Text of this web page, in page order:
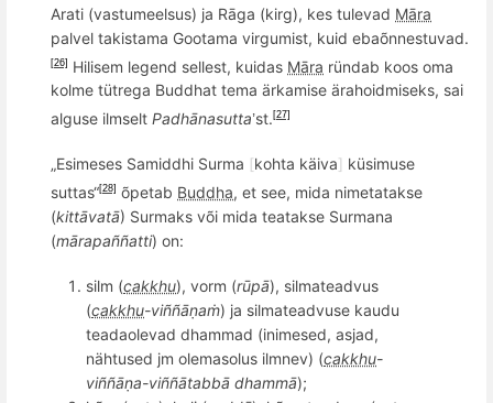
Arati (vastumeelsus) ja Rāga (kirg), kes tulevad Māra
palvel takistama Gootama virgumist, kuid ebaõnnestuvad.
[26] Hilisem legend sellest, kuidas Māra ründab koos oma
kolme tütrega Buddhat tema ärkamise ärahoidmiseks, sai
alguse ilmselt Padhānasutta’st. [27]
„Esimeses Samiddhi Surma [kohta käiva] küsimuse
suttas“[28] õpetab Buddha, et see, mida nimetatakse
(kittāvatā) Surmaks või mida teatakse Surmana
(mārapaññatti) on:
silm (cakkhu), vorm (rūpā), silmateadvus
(cakkhu-viññāṇaṁ) ja silmateadvuse kaudu
teadaolevad dhammad (inimesed, asjad,
nähtused jm olemasolus ilmnev) (cakkhu-
viññāṇa-viññātabbā dhammā);